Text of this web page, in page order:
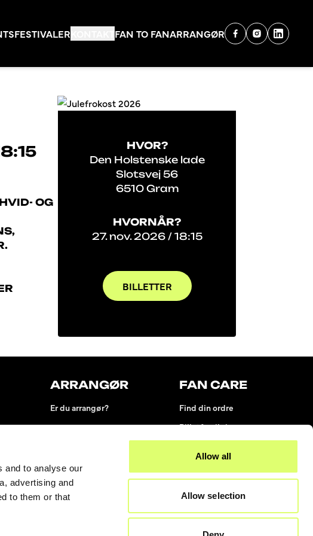
and to analyse our
advertising and
to them or that
Allow all
Allow selection
FESTIVALER FAN TO FANARRANGØR
OG
HVOR?
Den Holstenske lade
Slotsvej 56
6510 Gram
HVORNÅR?
27. nov. 2026 / 18:15
BILLETTER
ARRANGØR
Er du arrangør?
FAN CARE
Find din ordre
Billetforsikring